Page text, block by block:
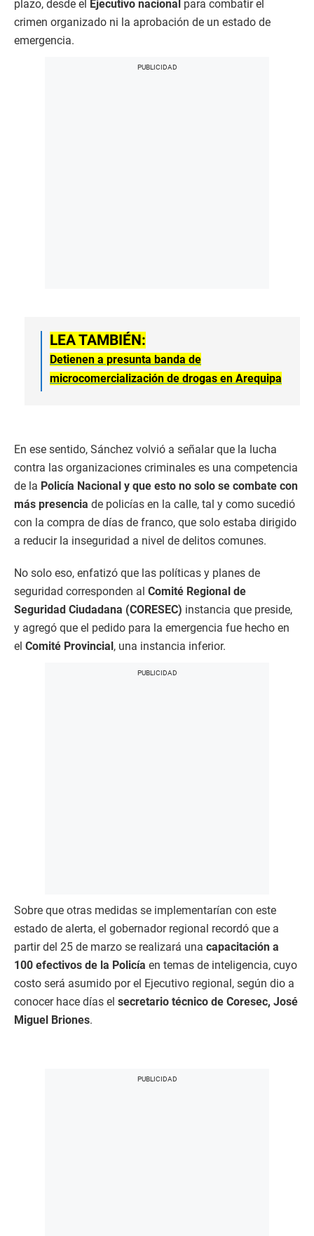
plazo, desde el Ejecutivo nacional para combatir el
crimen organizado ni la aprobación de un estado de
emergencia.
LEA TAMBIÉN:
Detienen a presunta banda de
microcomercialización de drogas en Arequipa
En ese sentido, Sánchez volvió a señalar que la lucha
contra las organizaciones criminales es una competencia
de la Policía Nacional y que esto no solo se combate con
más presencia de policías en la calle, tal y como sucedió
con la compra de días de franco, que solo estaba dirigido
a reducir la inseguridad a nivel de delitos comunes.
No solo eso, enfatizó que las políticas y planes de
seguridad corresponden al Comité Regional de
Seguridad Ciudadana (CORESEC) instancia que preside,
y agregó que el pedido para la emergencia fue hecho en
el Comité Provincial, una instancia inferior.
Sobre que otras medidas se implementarían con este
estado de alerta, el gobernador regional recordó que a
partir del 25 de marzo se realizará una capacitación a
100 efectivos de la Policía en temas de inteligencia, cuyo
costo será asumido por el Ejecutivo regional, según dio a
conocer hace días el secretario técnico de Coresec, José
Miguel Briones.